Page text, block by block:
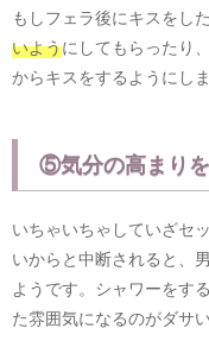
もしフェラ後にキスをし
いようにしてもらったり、
からキスをするようにしま
⑤気分の高まり
いちゃいちゃしていざセ
いからと中断されると、
ようです。シャワーをす
た雰囲気になるのがダサ